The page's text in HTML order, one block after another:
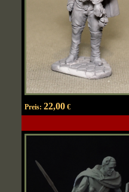
Preis: 22,00€